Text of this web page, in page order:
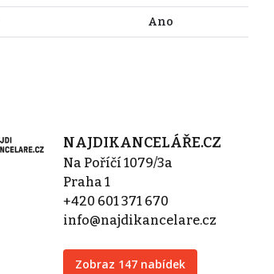
Ano
NAJDIKANCELÁŘE.CZ
Na Poříčí 1079/3a
Praha 1
+420 601 371 670
info@najdikancelare.cz
Zobraz 147 nabídek